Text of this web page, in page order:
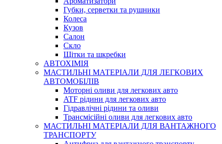
Губки, серветки та рушники
Колеса
Кузов
Салон
Скло
Щітки та шкребки
АВТОХІМІЯ
МАСТИЛЬНІ МАТЕРІАЛИ ДЛЯ ЛЕГКОВИХ
АВТОМОБІЛІВ
Моторні оливи для легкових авто
ATF рідини для легкових авто
Гідравлічні рідини та оливи
Трансмісійні оливи для легкових авто
МАСТИЛЬНІ МАТЕРІАЛИ ДЛЯ ВАНТАЖНОГО
ТРАНСПОРТУ